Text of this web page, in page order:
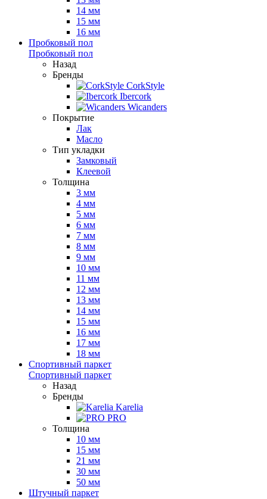
14 мм
15 мм
16 мм
Пробковый пол
Пробковый пол
Назад
Бренды
CorkStyle
Ibercork
Wicanders
Покрытие
Лак
Масло
Тип укладки
Замковый
Клеевой
Толщина
3 мм
4 мм
5 мм
6 мм
7 мм
8 мм
9 мм
10 мм
11 мм
12 мм
13 мм
14 мм
15 мм
16 мм
17 мм
18 мм
Спортивный паркет
Спортивный паркет
Назад
Бренды
Karelia
PRO
Толщина
10 мм
15 мм
21 мм
30 мм
50 мм
Штучный паркет